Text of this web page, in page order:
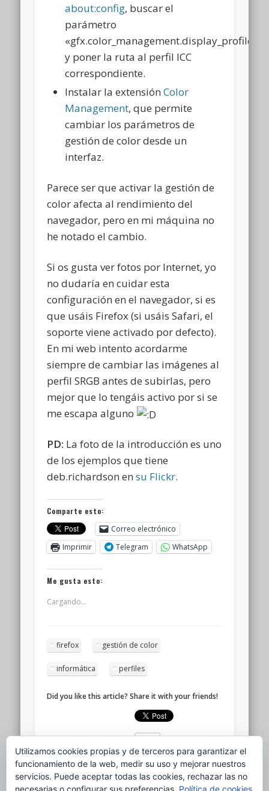
about:config, buscar el
parámetro
«gfx.color_management.display_profile»,
y poner la ruta al perfil ICC
correspondiente.
Instalar la extensiónColor
Management, que permite
cambiar los parámetros de
gestión de color desde un
interfaz.
Parece ser que activar la gestión de
color afecta al rendimiento del
navegador, pero en mi máquina no
he notado el cambio.
Si os gusta ver fotos por Internet, yo
no dudaría en cuidar esta
configuración en el navegador, si es
que usáis Firefox (si usáis Safari, el
soporte viene activado por defecto).
En mi web intento acordarme
siempre de cambiar las imágenes al
perfil SRGB antes de subirlas, pero
mejor que lo tengáis activo por si se
me escapa alguno
PD: La foto de la introducción es uno
de los ejemplos que tiene
deb.richardson ensu Flickr.
Comparte esto:
Correo electrónico
Imprimir
Telegram WhatsApp
Me gusta esto:
Cargando...
firefox gestión de color
informática perfiles
Did you like this article? Share it with your friends!
Written byganso
Utilizamos cookies propias y de terceros para garantizar el
funcionamiento de la web, medir su uso y mejorar nuestros
servicios. Puede aceptar todas las cookies, rechazar las no
necesarias o configurar sus preferencias. Política de cookies